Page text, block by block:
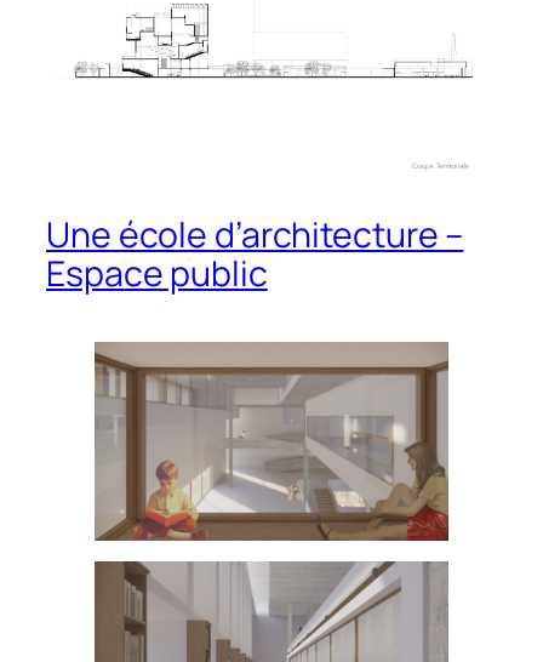
Une école d’architecture –
Espace public